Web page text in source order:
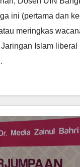
ini (pertama dan
meringkas
Islam liberal